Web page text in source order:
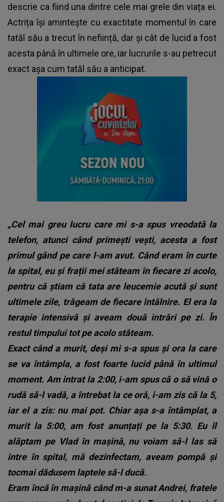
descrie ca fiind una dintre cele mai grele din viața ei.
Actrița își amintește cu exactitate momentul în care
tatăl său a trecut în neființă, dar și cât de lucid a fost
acesta până în ultimele ore, iar lucrurile s-au petrecut
exact așa cum tatăl său a anticipat.
„Cel mai greu lucru care mi s-a spus vreodată la
telefon, atunci când primești vești, acesta a fost
primul gând pe care l-am avut. Când eram în curte
la spital, eu și frații mei stăteam în fiecare zi acolo,
pentru că știam că tata are leucemie acută și sunt
ultimele zile, trăgeam de fiecare întâlnire. El era la
terapie intensivă și aveam două intrări pe zi. În
restul timpului tot pe acolo stăteam.
Exact când a murit, deși mi s-a spus și ora la care
se va întâmpla, a fost foarte lucid până în ultimul
moment. Am intrat la 2:00, i-am spus că o să vină o
rudă să-l vadă, a întrebat la ce oră, i-am zis că la 5,
iar el a zis: nu mai pot. Chiar așa s-a întâmplat, a
murit la 5:00, am fost anunțați pe la 5:30. Eu îl
alăptam pe Vlad în mașină, nu voiam să-l las să
intre în spital, mă dezinfectam, aveam pompă și
tocmai dădusem laptele să-l ducă.
Eram încă în mașină când m-a sunat Andrei, fratele